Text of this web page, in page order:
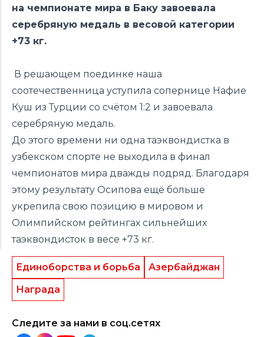
на чемпионате мира в Баку завоевала
серебряную медаль в весовой категории
+73 кг.
В решающем поединке наша
соотечественница уступила сопернице Нафие
Куш из Турции со счётом 1:2 и завоевала
серебряную медаль.
До этого времени ни одна таэквондистка в
узбекском спорте не выходила в финал
чемпионатов мира дважды подряд. Благодаря
этому результату Осипова ещё больше
укрепила свою позицию в мировом и
Олимпийском рейтингах сильнейших
таэквондисток в весе +73 кг.
Единоборства и борьба
Азербайджан
Награда
Следите за нами в соц.сетях